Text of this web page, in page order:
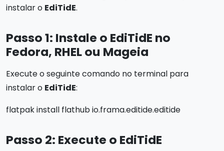
instalar o EdiTidE.
Passo 1: Instale o EdiTidE no
Fedora, RHEL ou Mageia
Execute o seguinte comando no terminal para
instalar o EdiTidE:
flatpak install flathub io.frama.editide.editide
Passo 2: Execute o EdiTidE